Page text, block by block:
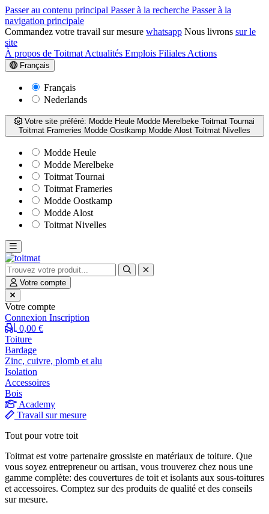
Passer au contenu principal Passer à la recherche Passer à la
navigation principale
Commandez votre travail sur mesure whatsapp Nous livrons sur le
site
À propos de Toitmat Actualités Emplois Filiales Actions
Français
Français
Nederlands
Votre site préféré: Modde Heule Modde Merelbeke Toitmat Tournai
Toitmat Frameries Modde Oostkamp Modde Alost Toitmat Nivelles
Modde Heule
Modde Merelbeke
Toitmat Tournai
Toitmat Frameries
Modde Oostkamp
Modde Alost
Toitmat Nivelles
Votre compte
Votre compte
Connexion Inscription
0,00 €
Toiture
Bardage
Zinc, cuivre, plomb et alu
Isolation
Accessoires
Bois
Academy
Travail sur mesure
Tout pour votre toit
Toitmat est votre partenaire grossiste en matériaux de toiture. Que
vous soyez entrepreneur ou artisan, vous trouverez chez nous une
gamme complète: des couvertures de toit et isolants aux sous-toitures
et accessoires. Comptez sur des produits de qualité et des conseils
sur mesure.